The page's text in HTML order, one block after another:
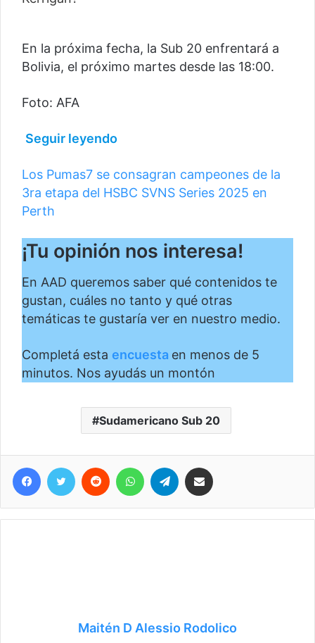
En la próxima fecha, la Sub 20 enfrentará a
Bolivia, el próximo martes desde las 18:00.
Foto: AFA
Seguir leyendo
Los Pumas7 se consagran campeones de la
3ra etapa del HSBC SVNS Series 2025 en
Perth
¡Tu opinión nos interesa!
En AAD queremos saber qué contenidos te
gustan, cuáles no tanto y qué otras
temáticas te gustaría ver en nuestro medio.
Completá esta encuesta en menos de 5
minutos. Nos ayudás un montón
Sudamericano Sub 20
Facebook
Twitter Reddit WhatsAppTelegram
Maitén D Alessio Rodolico